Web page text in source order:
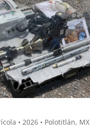
• 2026 • Polotitlán, MX